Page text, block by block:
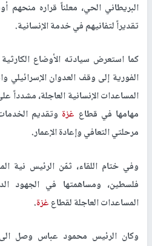
البريطاني الحي، معلناً قراره
تقديراً لتفانيهم في خدمة الإنسانية.
كما استعرض سيادته الأوضاع
الفورية إلى وقف العدوان الإسرائيلي
المساعدات الإنسانية العاجلة، مشدداً
مهامها في قطاع غزة وتقديم
مرحلتي التعافي وإعادة الإعمار.
وفي ختام اللقاء، ثمّن الرئيس نية
فلسطين، ومساهمتها في الجهود
المساعدات العاجلة لقطاعغزة.
وكان الرئيس محمود عباس وصل الى